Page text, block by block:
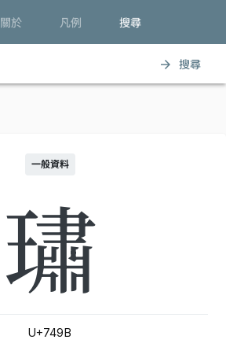
關於 凡例 搜尋
arrow_forward 搜尋
一般資料
璛
U+749B